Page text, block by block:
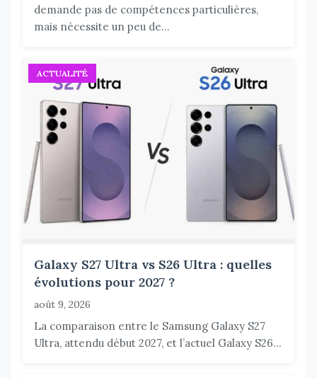
demande pas de compétences particulières,
mais nécessite un peu de...
ACTUALITÉ
Galaxy S27 Ultra vs S26 Ultra : quelles
évolutions pour 2027 ?
août 9, 2026
La comparaison entre le Samsung Galaxy S27
Ultra, attendu début 2027, et l’actuel Galaxy S26...